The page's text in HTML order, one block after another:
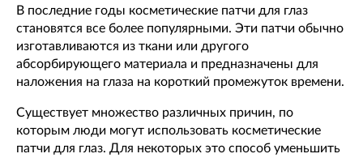
В последние годы косметические патчи для глаз
становятся все более популярными. Эти патчи обычно
изготавливаются из ткани или другого
абсорбирующего материала и предназначены для
наложения на глаза на короткий промежуток времени.
Существует множество различных причин, по
которым люди могут использовать косметические
патчи для глаз. Для некоторых это способ уменьшить